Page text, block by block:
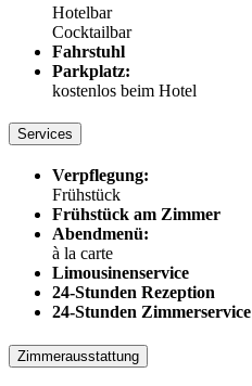
Hotelbar
Cocktailbar
Fahrstuhl
Parkplatz:
kostenlos beim Hotel
Services
Verpflegung:
Frühstück
Frühstück am Zimmer
Abendmenü:
à la carte
Limousinenservice
24-Stunden Rezeption
24-Stunden Zimmerservice
Zimmerausstattung